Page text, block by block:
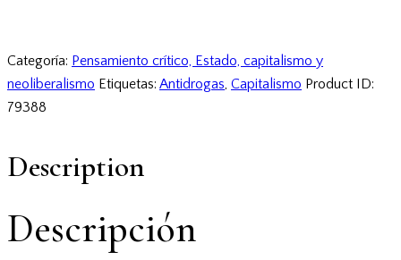
Categoría: Pensamiento crítico, Estado, capitalismo y
neoliberalismo Etiquetas: Antidrogas, Capitalismo Product ID:
79388
Description
Descripción